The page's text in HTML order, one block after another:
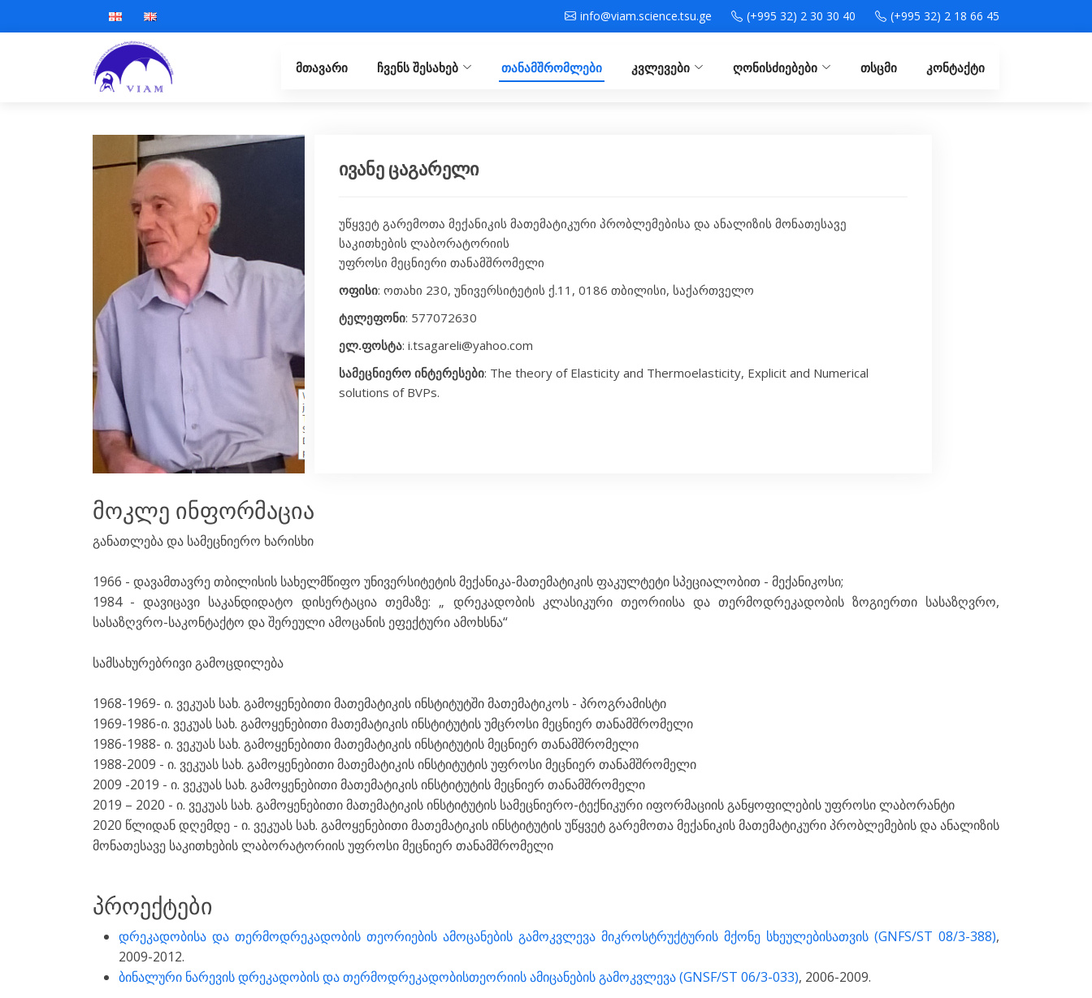
info@viam.science.tsu.ge (+995 32) 2 30 30 40 (+995 32) 2 18 66 45
მთავარი ჩვენს შესახებ თანამშრომლები კვლევები ღონისძიებები თსცმი კონტაქტი
ივანე ცაგარელი
უწყვეტ გარემოთა მექანიკის მათემატიკური პრობლემებისა და ანალიზის მონათესავე
საკითხების ლაბორატორიის
უფროსი მეცნიერი თანამშრომელი
ოფისი: ოთახი 230, უნივერსიტეტის ქ.11, 0186 თბილისი, საქართველო
ტელეფონი: 577072630
ელ.ფოსტა: i.tsagareli@yahoo.com
სამეცნიერო ინტერესები: The theory of Elasticity and Thermoelasticity, Explicit and Numerical
solutions of BVPs.
მოკლე ინფორმაცია
განათლება და სამეცნიერო ხარისხი
1966 - დავამთავრე თბილისის სახელმწიფო უნივერსიტეტის მექანიკა-მათემატიკის ფაკულტეტი სპეციალობით - მექანიკოსი;
1984 - დავიცავი საკანდიდატო დისერტაცია თემაზე: „ დრეკადობის კლასიკური თეორიისა და თერმოდრეკადობის ზოგიერთი სასაზღვრო,
სასაზღვრო-საკონტაქტო და შერეული ამოცანის ეფექტური ამოხსნა“
სამსახურებრივი გამოცდილება
1968-1969- ი. ვეკუას სახ. გამოყენებითი მათემატიკის ინსტიტუტში მათემატიკოს - პროგრამისტი
1969-1986-ი. ვეკუას სახ. გამოყენებითი მათემატიკის ინსტიტუტის უმცროსი მეცნიერ თანამშრომელი
1986-1988- ი. ვეკუას სახ. გამოყენებითი მათემატიკის ინსტიტუტის მეცნიერ თანამშრომელი
1988-2009 - ი. ვეკუას სახ. გამოყენებითი მათემატიკის ინსტიტუტის უფროსი მეცნიერ თანამშრომელი
2009 -2019 - ი. ვეკუას სახ. გამოყენებითი მათემატიკის ინსტიტუტის მეცნიერ თანამშრომელი
2019 – 2020 - ი. ვეკუას სახ. გამოყენებითი მათემატიკის ინსტიტუტის სამეცნიერო-ტექნიკური იფორმაციის განყოფილების უფროსი ლაბორანტი
2020 წლიდან დღემდე - ი. ვეკუას სახ. გამოყენებითი მათემატიკის ინსტიტუტის უწყვეტ გარემოთა მექანიკის მათემატიკური პრობლემების და ანალიზის
მონათესავე საკითხების ლაბორატორიის უფროსი მეცნიერ თანამშრომელი
პროექტები
დრეკადობისა და თერმოდრეკადობის თეორიების ამოცანების გამოკვლევა მიკროსტრუქტურის მქონე სხეულებისათვის (GNFS/ST 08/3-388),
2009-2012.
ბინალური ნარევის დრეკადობის და თერმოდრეკადობისთეორიის ამიცანების გამოკვლევა (GNSF/ST 06/3-033), 2006-2009.